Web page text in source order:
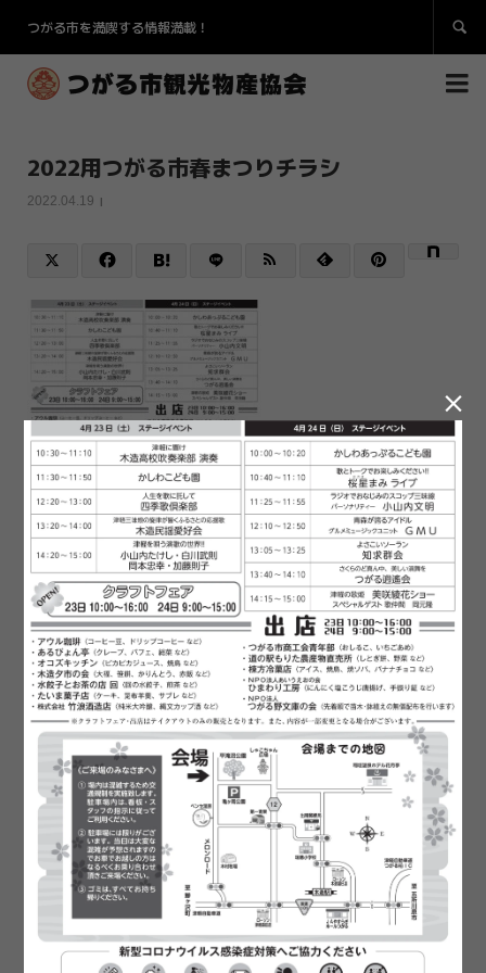
つがる市を満喫する情報満載！ 

2022用つがる市春まつりチラシ
2022.04.19
